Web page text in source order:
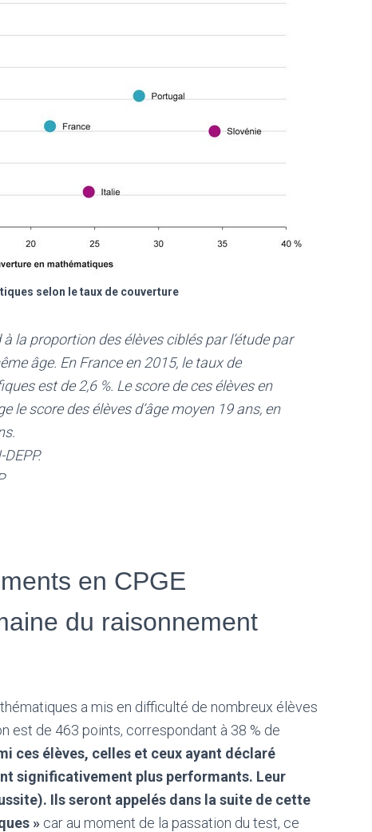
selon le taux de couverture
la proportion des élèves ciblés par l’étude par
âge. En France en 2015, le taux de
est de 2,6 %. Le score de ces élèves en
le score des élèves d’âge moyen 19 ans, en
en CPGE
du raisonnement
a mis en difficulté de nombreux élèves
est de 463 points, correspondant à 38 % de
ces élèves, celles et ceux ayant déclaré
significativement plus performants. Leur
Ils seront appelés dans la suite de cette
» car au moment de la passation du test, ce